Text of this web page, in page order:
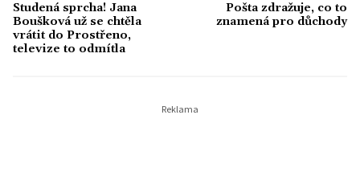
běžné rozhodování domácností. Kromě
novinářské práce studuje vysokou školu,
potřeby a životní příběhy.
Studená sprcha! Jana
Boušková už se chtěla
vrátit do Prostřeno,
televize to odmítla
Pošta zdražuje, co to
znamená pro důchody